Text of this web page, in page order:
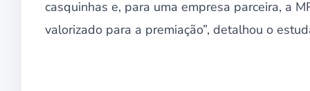
casquinhas e, para uma empresa parceira, a
valorizado para a premiação”, detalhou o